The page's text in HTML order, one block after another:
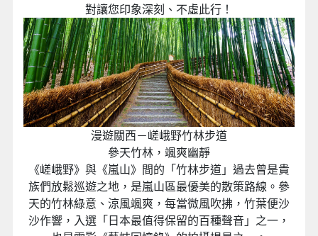
歡迎您來到氣勢雄偉的“哈利波特的魔法世界™”園區，
它以壓倒性的規模和悉心追求的每一個細節，真實地
重現了哈利、波特™的傳奇世界。高高聳立的霍格華
茲™城堡，在它前面是遼闊的巫師們居住的霍格莫德
村™，還有許多可乘坐式遊樂設施以及各種商店。在
這裡，您便能走入電影中的“那個世界”，一切宛如發生
在您的眼前。
漫遊關西－嵐山渡月橋
賞楓百選，四季多采
經常作為影劇取景地的《嵐山渡月橋》是到嵐山的必
訪景點，全長115公尺，橫跨桂川及中之島公園，因被
天皇譽為「在無雲的夜晚，月亮看來彷彿跨越全橋」
而得名，四季景色豐富，無論何時到訪，極致美景絕
對讓您印象深刻、不虛此行！